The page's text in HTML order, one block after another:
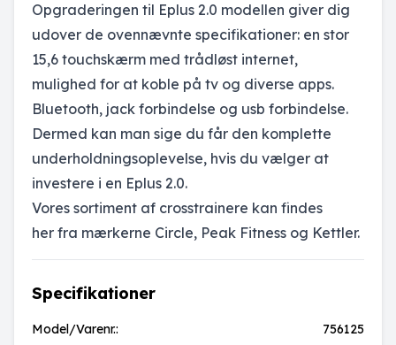
Opgraderingen til Eplus 2.0 modellen giver dig
udover de ovennævnte specifikationer: en stor
15,6 touchskærm med trådløst internet,
mulighed for at koble på tv og diverse apps.
Bluetooth, jack forbindelse og usb forbindelse.
Dermed kan man sige du får den komplette
underholdningsoplevelse, hvis du vælger at
investere i en Eplus 2.0.
Vores sortiment af crosstrainere kan findes
her fra mærkerne Circle, Peak Fitness og Kettler.
Specifikationer
Model/Varenr.: 756125